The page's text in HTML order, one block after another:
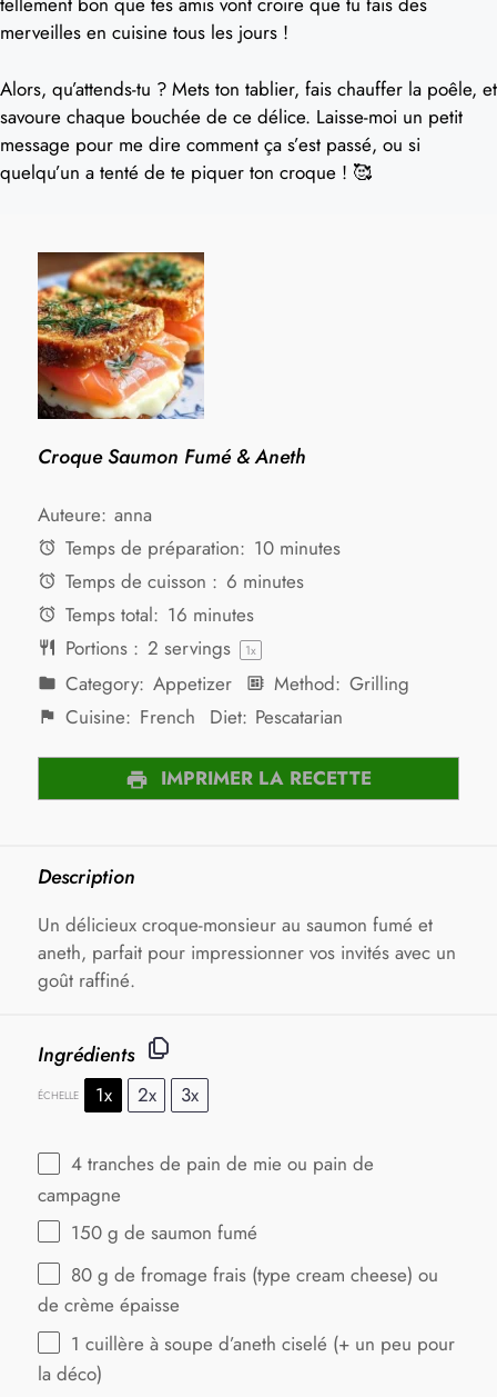
merveilles en cuisine tous les jours !
Alors, qu’attends-tu ? Mets ton tablier, fais chauffer la poêle, et
savoure chaque bouchée de ce délice. Laisse-moi un petit
message pour me dire comment ça s’est passé, ou si
quelqu’un a tenté de te piquer ton croque ! 🥰
Croque Saumon Fumé & Aneth
Auteure: anna
Temps de préparation: 10 minutes
Temps de cuisson : 6 minutes
Temps total: 16 minutes
Portions : 2 servings 1x
Category: Appetizer Method: Grilling
Cuisine: French Diet: Pescatarian
IMPRIMER LA RECETTE
Description
Un délicieux croque-monsieur au saumon fumé et
aneth, parfait pour impressionner vos invités avec un
goût raffiné.
Ingrédients
ÉCHELLE 1x 2x 3x
4 tranches de pain de mie ou pain de
campagne
150 g de saumon fumé
80 g de fromage frais (type cream cheese) ou
de crème épaisse
1 cuillère à soupe d’aneth ciselé (+ un peu pour
la déco)